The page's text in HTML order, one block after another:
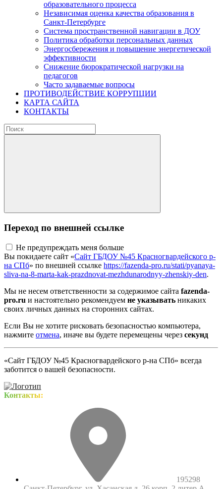
образовательного процесса
Независимая оценка качества образования в
Санкт-Петербурге
Система пространственной навигации в ДОУ
Политика обработки персональных данных
Энергосбережения и повышение энергетической
эффективности
Снижение бюрократической нагрузки на
педагогов
Часто задаваемые вопросы
ПРОТИВОДЕЙСТВИЕ КОРРУПЦИИ
КАРТА САЙТА
КОНТАКТЫ
Переход по внешней ссылке
Не предупреждать меня больше
Вы покидаете сайт «Сайт ГБДОУ №45 Красногвардейского р-
на СПб» по внешней ссылке https://fazenda-pro.ru/stati/pyanaya-
sliva-na-8-marta-kak-prazdnovat-mezhdunarodnyy-zhenskiy-den.
Мы не несем ответственности за содержимое сайта fazenda-
pro.ru и настоятельно рекомендуем не указывать никаких
своих личных данных на сторонних сайтах.
Если Вы не хотите рисковать безопасностью компьютера,
нажмите отмена, иначе вы будете перемещены через секунд
«Сайт ГБДОУ №45 Красногвардейского р-на СПб» всегда
заботится о вашей безопасности.
Контакты:
195298